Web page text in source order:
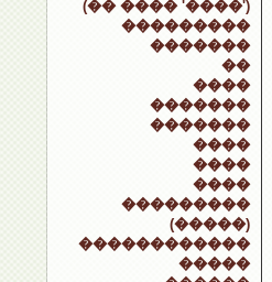
(�� ���� '����')
���������
�������
��
����
�������
�������
����
����
����
���������
(�����)
������������
�����